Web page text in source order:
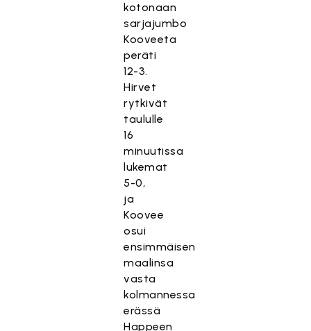
kotonaan
sarjajumbo
Kooveeta
peräti
12-3.
Hirvet
rytkivät
taululle
16
minuutissa
lukemat
5-0,
ja
Koovee
osui
ensimmäisen
maalinsa
vasta
kolmannessa
erässä
Happeen